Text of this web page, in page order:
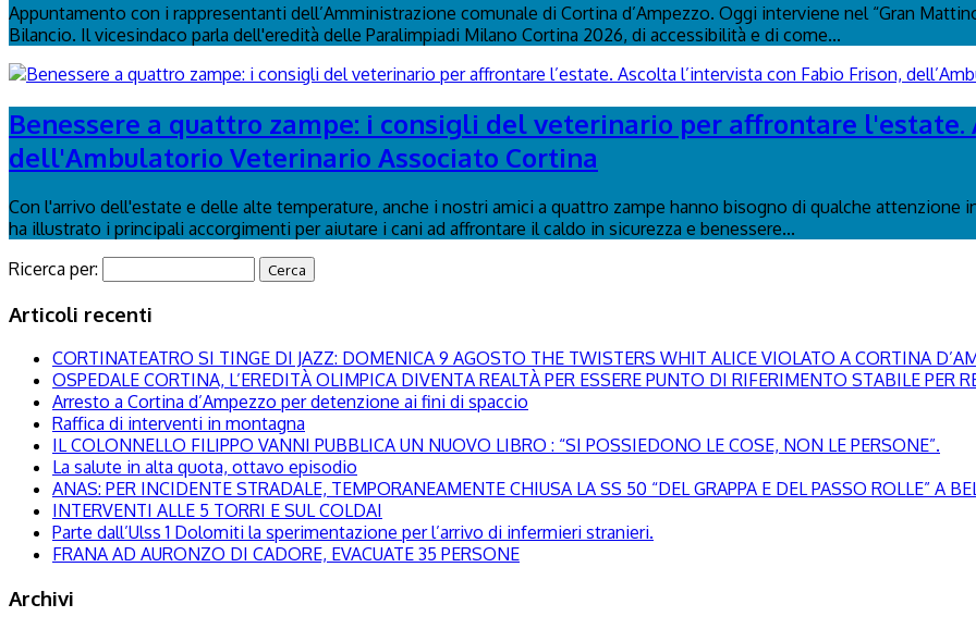
Appuntamento con i rappresentanti dell’Amministrazione comunale di Cortina d’Ampezzo. Oggi interviene nel “Gran
Bilancio. Il vicesindaco parla dell'eredità delle Paralimpiadi Milano Cortina 2026, di accessibilità e di come...
Benessere a quattro zampe: i consigli del veterinario per affrontare
dell'Ambulatorio Veterinario Associato Cortina
Con l'arrivo dell'estate e delle alte temperature, anche i nostri amici a quattro zampe hanno bisogno di qualche attenzione
ha illustrato i principali accorgimenti per aiutare i cani ad affrontare il caldo in sicurezza e benessere...
Ricerca per:
Articoli recenti
CORTINATEATRO SI TINGE DI JAZZ: DOMENICA 9 AGOSTO THE TWISTERS WHIT ALICE VIOLATO A CORTINA
OSPEDALE CORTINA, L’EREDITÀ OLIMPICA DIVENTA REALTÀ PER ESSERE PUNTO DI RIFERIMENTO STABILE PER
Arresto a Cortina d’Ampezzo per detenzione ai fini di spaccio
Raffica di interventi in montagna
IL COLONNELLO FILIPPO VANNI PUBBLICA UN NUOVO LIBRO : “SI POSSIEDONO LE COSE, NON LE PERSONE”.
La salute in alta quota, ottavo episodio
ANAS: PER INCIDENTE STRADALE, TEMPORANEAMENTE CHIUSA LA SS 50 “DEL GRAPPA E DEL PASSO ROLLE” A
INTERVENTI ALLE 5 TORRI E SUL COLDAI
Parte dall’Ulss 1 Dolomiti la sperimentazione per l’arrivo di infermieri stranieri.
FRANA AD AURONZO DI CADORE, EVACUATE 35 PERSONE
Archivi